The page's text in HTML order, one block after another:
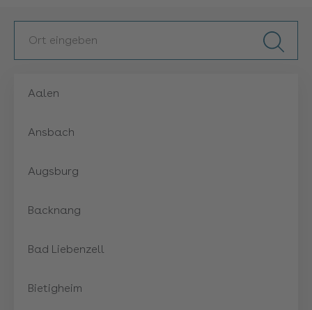
Aalen
Ansbach
Augsburg
Backnang
Bad Liebenzell
Bietigheim